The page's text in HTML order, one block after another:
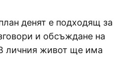
денят е подходящ за
и обсъждане на
личния живот ще има